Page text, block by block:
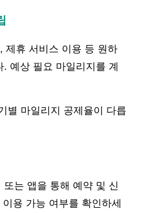
제휴 서비스 이용 등 원하
예상 필요 마일리지를 계
별 마일리지 공제율이 다릅
는 앱을 통해 예약 및 신
용 가능 여부를 확인하세